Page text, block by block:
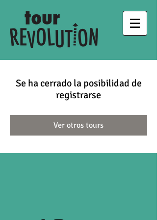
Se ha cerrado la posibilidad de
registrarse
Ver otros tours